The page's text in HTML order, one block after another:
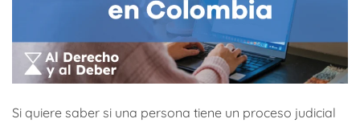
Si quiere saber si una persona tiene un proceso judicial